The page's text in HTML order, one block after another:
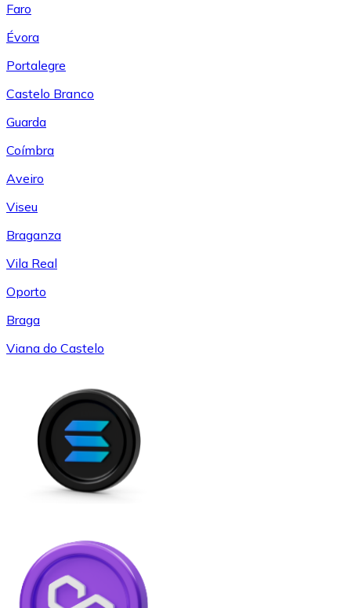
Faro
Évora
Portalegre
Castelo Branco
Guarda
Coímbra
Aveiro
Viseu
Braganza
Vila Real
Oporto
Braga
Viana do Castelo